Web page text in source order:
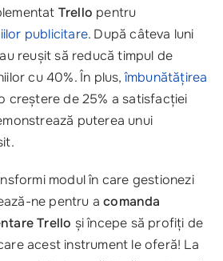
Trello pentru
publicitare. După câteva luni
reușit să reducă timpul de
cu 40%. În plus,îmbunătățirea
creștere de 25% a satisfacției
puterea unui
modul în care gestionezi
ne pentru acomanda
Trello și începe să profiți de
acest instrument le oferă! La